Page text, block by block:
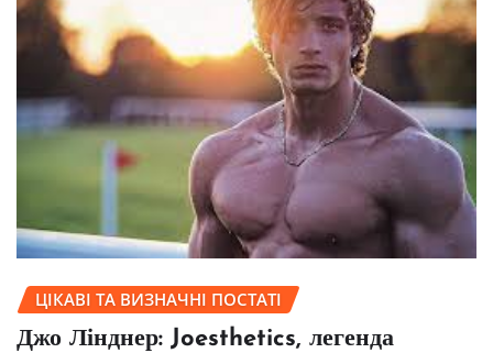
ЦІКАВІ ТА ВИЗНАЧНІ ПОСТАТІ
Джо Лінднер: Joesthetics, легенда